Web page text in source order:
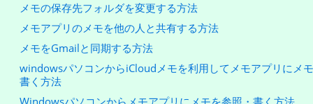
メモの保存先フォルダを変更する方法
メモアプリのメモを他の人と共有する方法
メモをGmailと同期する方法
windowsパソコンからiCloudメモを利用してメモアプリにメ
書く方法
Windowsパソコンからメモアプリにメモを参照・書く方法